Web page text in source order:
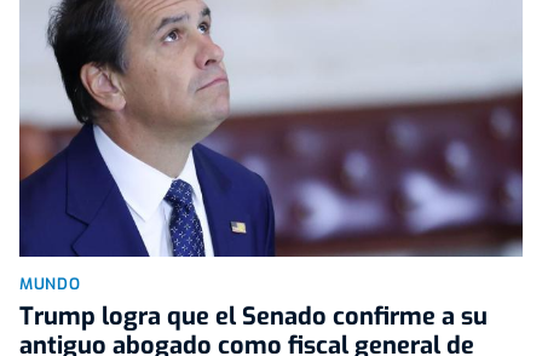
MUNDO
Trump logra que el Senado confirme a su
antiguo abogado como fiscal general de